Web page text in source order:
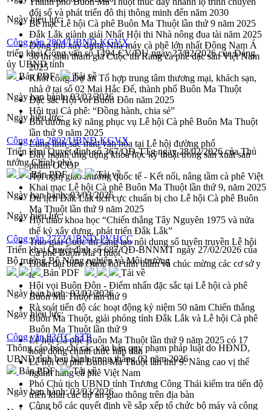
đổi số và phát triển đô thị thông minh đến năm 2030
Bế mạc Lễ hội Cà phê Buôn Ma Thuột lần thứ 9 năm 2025
Đắk Lắk giành giải Nhất Hội thi Nhà nông đua tài năm 2025
Động thổ xây dựng Nhà máy cà phê lớn nhất Đông Nam Á
36 thí sinh tham gia Cuộc thi Rang cà phê đặc sản Việt Nam
2025
Khởi công Dự án Tổ hợp trung tâm thương mại, khách sạn,
nhà ở tại số 02 Mai Hắc Đế, thành phố Buôn Ma Thuột
Đặc sắc Hội voi Buôn Đôn năm 2025
Hội trại Cà phê: “Đồng hành, chia sẻ”
Bồi dưỡng kỹ năng phục vụ Lễ hội Cà phê Buôn Ma Thuột
lần thứ 9 năm 2025
Lung linh sắc màu văn hóa tại Lễ hội đường phố
Đẩy mạnh ứng dụng khoa học kỹ thuật trong sản xuất sản
phẩm OCOP
Hội nghị giao thương quốc tế - Kết nối, nâng tầm cà phê Việt
Khai mạc Lễ hội Cà phê Buôn Ma Thuột lần thứ 9, năm 2025
Du lịch Đắk Lắk tích cực chuẩn bị cho Lễ hội Cà phê Buôn
Ma Thuột lần thứ 9 năm 2025
Hội thảo khoa học “Chiến thắng Tây Nguyên 1975 và nửa
thế kỷ xây dựng, phát triển Đắk Lắk”
Trao giải Cuộc thi sáng tạo nội dung số tuyên truyền Lễ hội
Cà phê Buôn Ma Thuột
Đoàn đại biểu Quốc hội tỉnh thăm và chúc mừng các cơ sở y
tế
Hội voi Buôn Đôn - Điểm nhấn đặc sắc tại Lễ hội cà phê
Buôn Ma Thuột lần thứ 9
Rà soát tiến độ các hoạt động kỷ niệm 50 năm Chiến thắng
Buôn Ma Thuột, giải phóng tỉnh Đắk Lắk và Lễ hội Cà phê
Buôn Ma Thuột lần thứ 9
Lễ hội Cà phê Buôn Ma Thuột lần thứ 9 năm 2025 có 17
hoạt động chính thức hấp dẫn
Lễ hội Cà phê Buôn Ma Thuột lần thứ 9: Nâng cao vị thế
ngành hàng cà phê Việt Nam
Phó Chủ tịch UBND tỉnh Trương Công Thái kiểm tra tiến độ
triển khai các dự án giao thông trên địa bàn
Công bố các quyết định về sắp xếp tổ chức bộ máy và công
Ngày hiệu lực:
Công văn 2804/UBND-KGVX
triển khai Công văn số 1494-CV/ĐU ngày 27/02/2026 của Đảng
ủy UBND tỉnh
Bản PDF
Tải về
Ngày ban hành:03/03/2026
Ngày hiệu lực:
Công văn 2802/UBND-KGVX
Triển khai Quyết định số 367/QĐ-TTg ngày 28/02/2026 của Thủ
tướng Chính phủ
Bản PDF
Tải về
Ngày ban hành:03/03/2026
Ngày hiệu lực:
Công văn 2772/UBND-PVHCC
Triển khai Quyết định số 687/QĐ-BNNMT ngày 27/02/2026 của
Bộ trưởng Bộ Nông nghiệp và Môi trường
Bản PDF
Tải về
Ngày ban hành:03/03/2026
Ngày hiệu lực:
Công văn 03/TC-STP
Thông cáo báo chí các văn bản quy phạm pháp luật do HĐND,
UBND tỉnh ban hành trong tháng 02 năm 2026
Bản PDF
Tải về
Ngày ban hành:03/03/2026